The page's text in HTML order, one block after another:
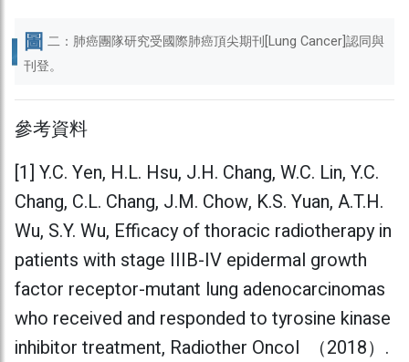
圖 二：肺癌團隊研究受國際肺癌頂尖期刊[Lung Cancer]認同與
刊登。
參考資料
[1] Y.C. Yen, H.L. Hsu, J.H. Chang, W.C. Lin, Y.C.
Chang, C.L. Chang, J.M. Chow, K.S. Yuan, A.T.H.
Wu, S.Y. Wu, Efficacy of thoracic radiotherapy in
patients with stage IIIB-IV epidermal growth
factor receptor-mutant lung adenocarcinomas
who received and responded to tyrosine kinase
inhibitor treatment, Radiother Oncol （2018）.